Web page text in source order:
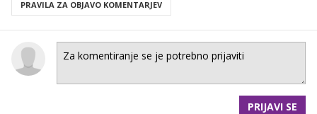
PRAVILA ZA OBJAVO KOMENTARJEV
PRIJAVI SE